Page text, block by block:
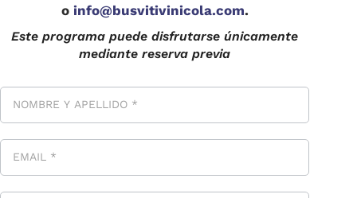
o info@busvitivinicola.com.
Este programa puede disfrutarse únicamente
mediante reserva previa